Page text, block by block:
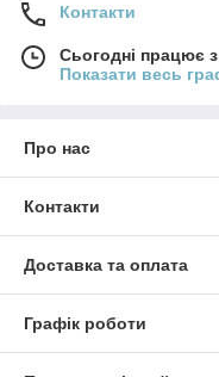
Контакти
Сьогодні працює
Показати весь
Про нас
Контакти
Доставка та оплата
Графік роботи